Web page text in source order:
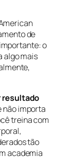
de
o
algo mais
resultado
não importa
treina com
tão
academia